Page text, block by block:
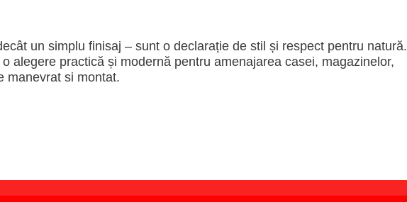
un simplu finisaj – sunt o declarație de stil și respect pentru natură.
alegere practică și modernă pentru amenajarea casei, magazinelor,
manevrat si montat.